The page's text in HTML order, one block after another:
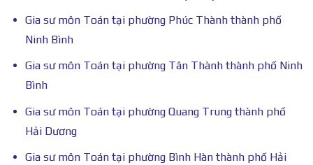
Gia sư môn Toán tại phường Phúc Thành thành phố
Ninh Bình
Gia sư môn Toán tại phường Tân Thành thành phố Ninh
Bình
Gia sư môn Toán tại phường Quang Trung thành phố
Hải Dương
Gia sư môn Toán tại phường Bình Hàn thành phố Hải